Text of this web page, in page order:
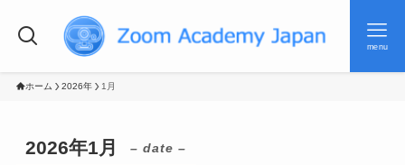
menu
ホーム 2026年 1月
2026年1月 – date –